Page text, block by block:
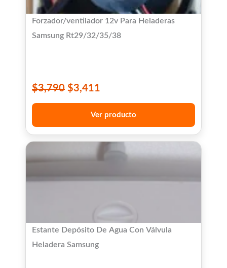
Forzador/ventilador 12v Para Heladeras
Samsung Rt29/32/35/38
$3,790 $3,411
Ver producto
Estante Depósito De Agua Con Válvula
Heladera Samsung